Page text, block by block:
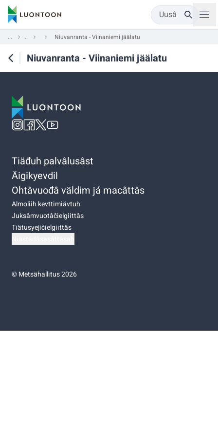
Uusâ
... ... Niuvanranta - Viinaniemi jäälatu
Niuvanranta - Viinaniemi jäälatu
Tiäđuh palvâlusâst
Äigikyevdil
Ohtâvuođâ väldim já macâttâs
Almoliih kevttimiävtuh
Juksâmvuotâčielgiittâs
Tiätusyejičielgiittâs
©Metsähallitus 2026